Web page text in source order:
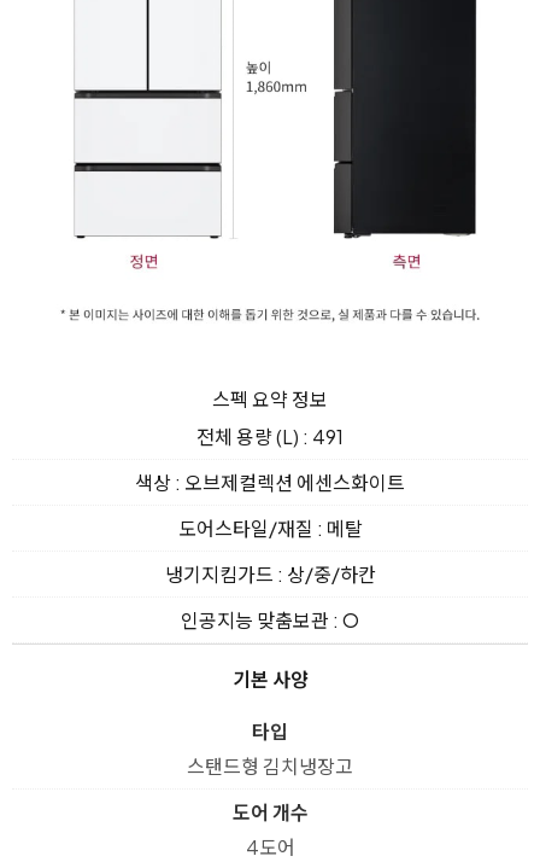
스펙 요약 정보
전체 용량 (L) : 491
색상 : 오브제컬렉션 에센스화이트
도어스타일/재질 : 메탈
냉기지킴가드 : 상/중/하칸
인공지능 맞춤보관 : O
기본 사양
타입
스탠드형 김치냉장고
도어 개수
4도어